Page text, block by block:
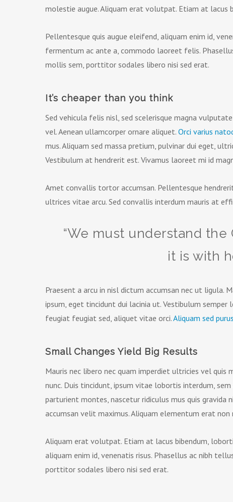
molestie augue. Aliquam erat volutpat. Etiam at lacus
Pellentesque quis augue eleifend, aliquam enim id,
fermentum ac ante a, commodo laoreet felis.
mollis sem, porttitor sodales libero nisi sed erat.
It’s cheaper than you think
Sed vehicula felis nisl, sed scelerisque magna
vel. Aenean ullamcorper ornare aliquet. Orci varius
mus. Aliquam sed massa pretium, pulvinar dui eget,
Vestibulum at hendrerit est. Vivamus laoreet mi id
Amet convallis tortor accumsan. Pellentesque
ultrices vitae arcu. Sed convallis interdum mauris at
“We must understand
it is with
Praesent a arcu in nisl dictum accumsan nec ut ligula.
ipsum, eget tincidunt dui lacinia ut. Vestibulum
feugiat feugiat sed, aliquet vitae orci.Aliquam sed
Small Changes Yield Big Results
Mauris nec libero nec quam imperdiet ultricies vel quis
nunc. Duis tincidunt, ipsum vitae lobortis interdum,
parturient montes, nascetur ridiculus mus quis
accumsan velit maximus. Aliquam elementum erat
Aliquam erat volutpat. Etiam at lacus bibendum,
aliquam enim id, venenatis risus. Phasellus ac nibh
porttitor sodales libero nisi sed erat.